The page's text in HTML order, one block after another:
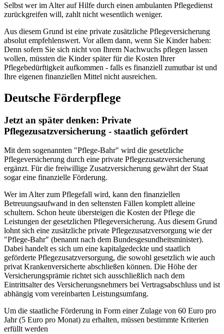
Selbst wer im Alter auf Hilfe durch einen ambulanten Pflegedienst
zurückgreifen will, zahlt nicht wesentlich weniger.
Aus diesem Grund ist eine private zusätzliche Pflegeversicherung
absolut empfehlenswert. Vor allem dann, wenn Sie Kinder haben:
Denn sofern Sie sich nicht von Ihrem Nachwuchs pflegen lassen
wollen, müssten die Kinder später für die Kosten Ihrer
Pflegebedürftigkeit aufkommen - falls es finanziell zumutbar ist und
Ihre eigenen finanziellen Mittel nicht ausreichen.
Deutsche Förderpflege
Jetzt an später denken: Private
Pflegezusatzversicherung - staatlich gefördert
Mit dem sogenannten "Pflege-Bahr" wird die gesetzliche
Pflegeversicherung durch eine private Pflegezusatzversicherung
ergänzt. Für die freiwillige Zusatzversicherung gewährt der Staat
sogar eine finanzielle Förderung.
Wer im Alter zum Pflegefall wird, kann den finanziellen
Betreuungsaufwand in den seltensten Fällen komplett alleine
schultern. Schon heute übersteigen die Kosten der Pflege die
Leistungen der gesetzlichen Pflegeversicherung. Aus diesem Grund
lohnt sich eine zusätzliche private Pflegezusatzversorgung wie der
"Pflege-Bahr" (benannt nach dem Bundesgesundheitsminister).
Dabei handelt es sich um eine kapitalgedeckte und staatlich
geförderte Pflegezusatzversorgung, die sowohl gesetzlich wie auch
privat Krankenversicherte abschließen können. Die Höhe der
Versicherungsprämie richtet sich ausschließlich nach dem
Eintrittsalter des Versicherungsnehmers bei Vertragsabschluss und ist
abhängig vom vereinbarten Leistungsumfang.
Um die staatliche Förderung in Form einer Zulage von 60 Euro pro
Jahr (5 Euro pro Monat) zu erhalten, müssen bestimmte Kriterien
erfüllt werden